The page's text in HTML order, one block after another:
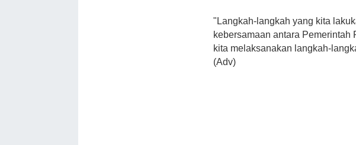
"Langkah-langkah yang kita
kebersamaan antara
kita melaksanakan langkah-
(Adv)